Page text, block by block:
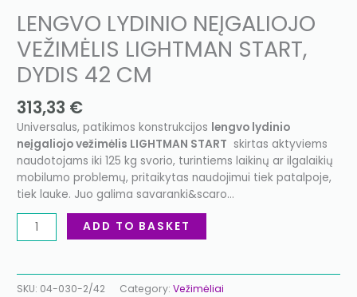
LENGVO LYDINIO NEĮGALIOJO
VEŽIMĖLIS LIGHTMAN START,
DYDIS 42 CM
313,33 €
Universalus, patikimos konstrukcijos lengvo lydinio
neįgaliojo vežimėlis LIGHTMAN START skirtas aktyviems
naudotojams iki 125 kg svorio, turintiems laikinų ar ilgalaikių
mobilumo problemų, pritaikytas naudojimui tiek patalpoje,
tiek lauke. Juo galima savaranki&scaro…
ADD TO BASKET
SKU: 04-030-2/42 Category:Vežimėliai